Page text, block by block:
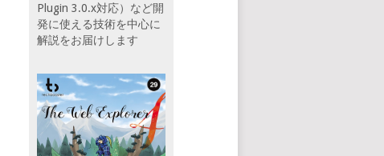
Plugin 3.0.x対応）など開
発に使える技術を中心に
解説をお届けします